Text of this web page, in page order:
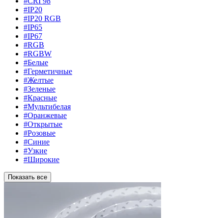
#IP20
#IP20 RGB
#IP65
#IP67
#RGB
#RGBW
#Белые
#Герметичные
#Желтые
#Зеленые
#Красные
#Мультибелая
#Оранжевые
#Открытые
#Розовые
#Синие
#Узкие
#Широкие
Показать все